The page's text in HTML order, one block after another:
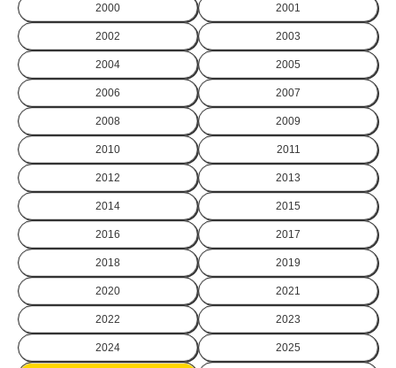
2000 2001
2002 2003
2004 2005
2006 2007
2008 2009
2010 2011
2012 2013
2014 2015
2016 2017
2018 2019
2020 2021
2022 2023
2024 2025